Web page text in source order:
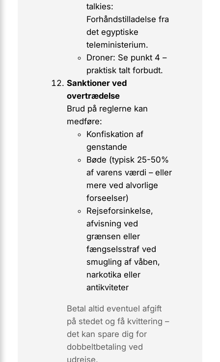
talkies:
Forhåndstilladelse fra
det egyptiske
teleministerium.
Droner: Se punkt 4 –
praktisk talt forbudt.
Sanktioner ved
overtrædelse
Brud på reglerne kan
medføre:
Konfiskation af
genstande
Bøde (typisk 25-50%
af varens værdi – eller
mere ved alvorlige
forseelser)
Rejse­forsinkelse,
afvisning ved
grænsen eller
fængselsstrafved
smugling af våben,
narkotika eller
antikviteter
Betal altid eventuel afgift
på stedet og få kvittering –
det kan spare dig for
dobbeltbetaling ved
udrejse.